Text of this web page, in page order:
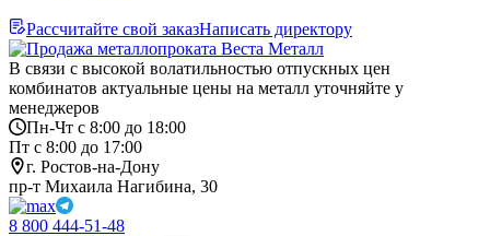
Рассчитайте свой заказНаписать директору
В связи с высокой волатильностью отпускных цен
комбинатов актуальные цены на металл уточняйте у
менеджеров
Пн-Чт с 8:00 до 18:00
Пт с 8:00 до 17:00
г. Ростов-на-Дону
пр-т Михаила Нагибина, 30
8 800 444-51-48